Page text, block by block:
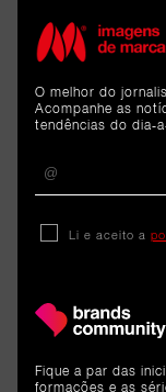
O melhor do
Acompanhe as
tendências do dia-
Li e aceito a
Fique a par das
formações e as